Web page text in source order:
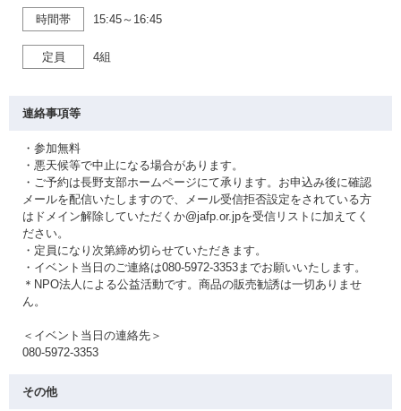
時間帯 15:45～16:45
定員 4組
連絡事項等
・参加無料
・悪天候等で中止になる場合があります。
・ご予約は長野支部ホームページにて承ります。お申込み後に確認
メールを配信いたしますので、メール受信拒否設定をされている方
はドメイン解除していただくか@jafp.or.jpを受信リストに加えてく
ださい。
・定員になり次第締め切らせていただきます。
・イベント当日のご連絡は080-5972-3353までお願いいたします。
＊NPO法人による公益活動です。商品の販売勧誘は一切ありませ
ん。
＜イベント当日の連絡先＞
080-5972-3353
その他